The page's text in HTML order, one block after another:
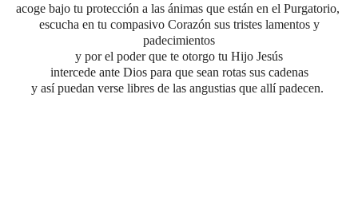
acoge bajo tu protección a las ánimas que están en el Purgatorio,
escucha en tu compasivo Corazón sus tristes lamentos y
padecimientos
y por el poder que te otorgo tu Hijo Jesús
intercede ante Dios para que sean rotas sus cadenas
y así puedan verse libres de las angustias que allí padecen.